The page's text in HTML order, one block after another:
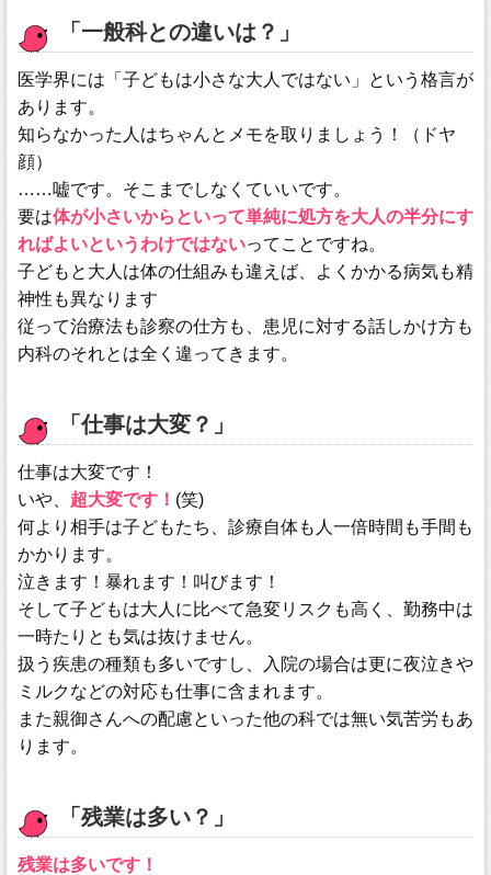
「一般科との違いは？」
医学界には「子どもは小さな大人ではない」という格言が
あります。
知らなかった人はちゃんとメモを取りましょう！（ドヤ
顔）
……嘘です。そこまでしなくていいです。
要は体が小さいからといって単純に処方を大人の半分にす
ればよいというわけではないってことですね。
子どもと大人は体の仕組みも違えば、よくかかる病気も精
神性も異なります
従って治療法も診察の仕方も、患児に対する話しかけ方も
内科のそれとは全く違ってきます。
「仕事は大変？」
仕事は大変です！
いや、 超大変です！ (笑)
何より相手は子どもたち、診療自体も人一倍時間も手間も
かかります。
泣きます！暴れます！叫びます！
そして子どもは大人に比べて急変リスクも高く、勤務中は
一時たりとも気は抜けません。
扱う疾患の種類も多いですし、入院の場合は更に夜泣きや
ミルクなどの対応も仕事に含まれます。
また親御さんへの配慮といった他の科では無い気苦労もあ
ります。
「残業は多い？」
残業は多いです！